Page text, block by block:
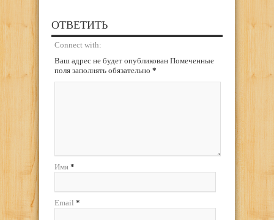
ОТВЕТИТЬ
Connect with:
Ваш адрес не будет опубликован Помеченные
поля заполнять обязательно *
Имя *
Email *